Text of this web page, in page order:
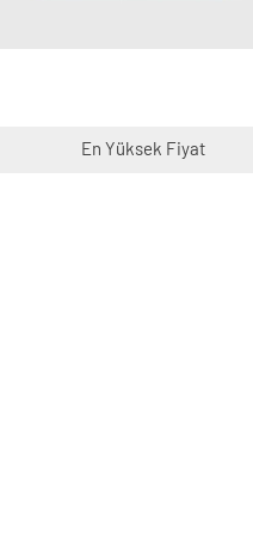
En Yüksek Fiyat